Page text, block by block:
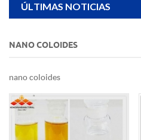
ÚLTIMAS NOTICIAS
NANO COLOIDES
nano coloides